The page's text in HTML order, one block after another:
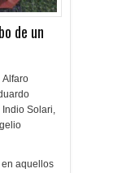
de un
Alfaro
Indio Solari,
en aquellos